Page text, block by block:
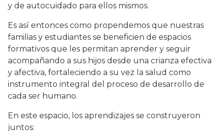
y de autocuidado para ellos mismos.
Es así entonces como propendemos que nuestras
familias y estudiantes se beneficien de espacios
formativos que les permitan aprender y seguir
acompañando a sus hijos desde una crianza efectiva
y afectiva, fortaleciendo a su vez la salud como
instrumento integral del proceso de desarrollo de
cada ser humano.
En este espacio, los aprendizajes se construyeron
juntos: